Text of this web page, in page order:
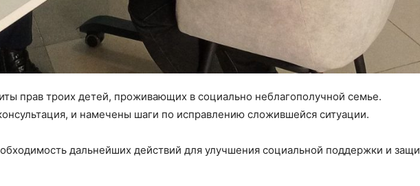
прав троих детей, проживающих в социально неблагополучной семье.
и намечены шаги по исправлению сложившейся ситуации.
дальнейших действий для улучшения социальной поддержки и